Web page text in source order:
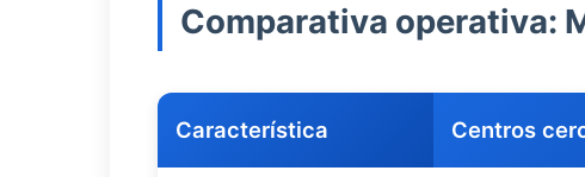
Comparativa operativa:
Característica Centros